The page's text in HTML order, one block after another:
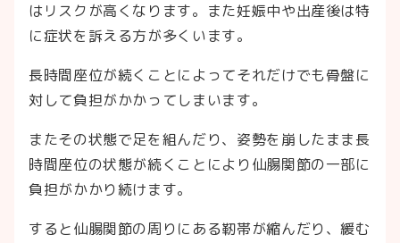
はリスクが高くなります。また妊娠中や出産後は特
に症状を訴える方が多くいます。
長時間座位が続くことによってそれだけでも骨盤に
対して負担がかかってしまいます。
またその状態で足を組んだり、姿勢を崩したまま長
時間座位の状態が続くことにより仙腸関節の一部に
負担がかかり続けます。
すると仙腸関節の周りにある靭帯が縮んだり、緩む